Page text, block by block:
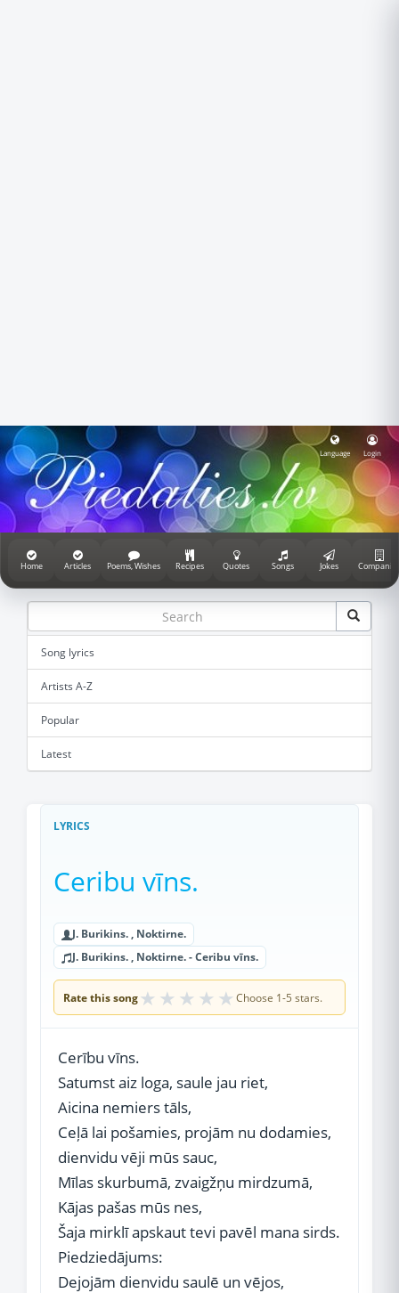
Language Login
Home Articles Poems, Wishes Recipes Quotes Songs Jokes Companies
Song lyrics
Artists A-Z
Popular
Latest
LYRICS
Ceribu vīns.
J. Burikins. , Noktirne.
J. Burikins. , Noktirne. - Ceribu vīns.
Rate this song★ ★ ★ ★ ★ Choose 1-5 stars.
Cerību vīns.
Satumst aiz loga, saule jau riet,
Aicina nemiers tāls,
Ceļā lai pošamies, projām nu dodamies,
dienvidu vēji mūs sauc,
Mīlas skurbumā, zvaigžņu mirdzumā,
Kājas pašas mūs nes,
Šaja mirklī apskaut tevi pavēl mana sirds.
Piedziedājums:
Dejojām dienvidu saulē un vējos,